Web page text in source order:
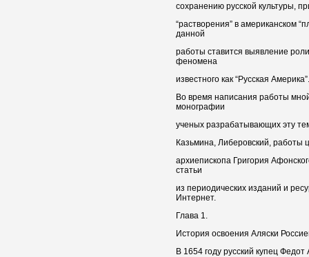
сохранению русской культуры,
“растворения” в американском
данной
работы ставится выявление
феномена
известного как “Русская Америка”.
Во время написания работы
монографии
ученых разрабатывающих эту
Казьмина, Либеровский, работы
архиепископа Григория
статьи
из периодических изданий и
Интернет.
Глава 1.
История освоения Аляски
В 1654 году русский купец Федот